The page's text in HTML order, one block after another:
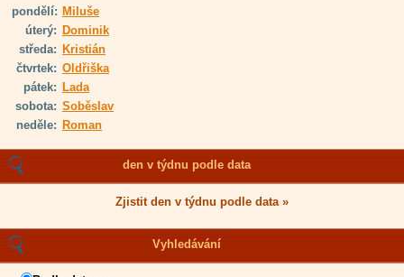
pondělí: Miluše
úterý: Dominik
středa: Kristián
čtvrtek: Oldřiška
pátek: Lada
sobota: Soběslav
neděle: Roman
den v týdnu podle data
Zjistit den v týdnu podle data »
Vyhledávání